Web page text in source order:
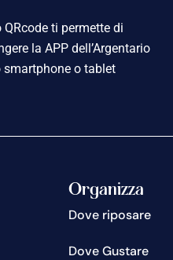
QRcode ti permette di
la APP dell’Argentario
smartphone o tablet
Organizza
Dove riposare
Dove Gustare